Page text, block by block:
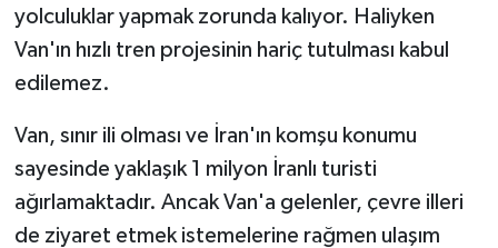
yolculuklar yapmak zorunda kalıyor. Haliyken
Van'ın hızlı tren projesinin hariç tutulması kabul
edilemez.
Van, sınır ili olması ve İran'ın komşu konumu
sayesinde yaklaşık 1 milyon İranlı turisti
ağırlamaktadır. Ancak Van'a gelenler, çevre illeri
de ziyaret etmek istemelerine rağmen ulaşım